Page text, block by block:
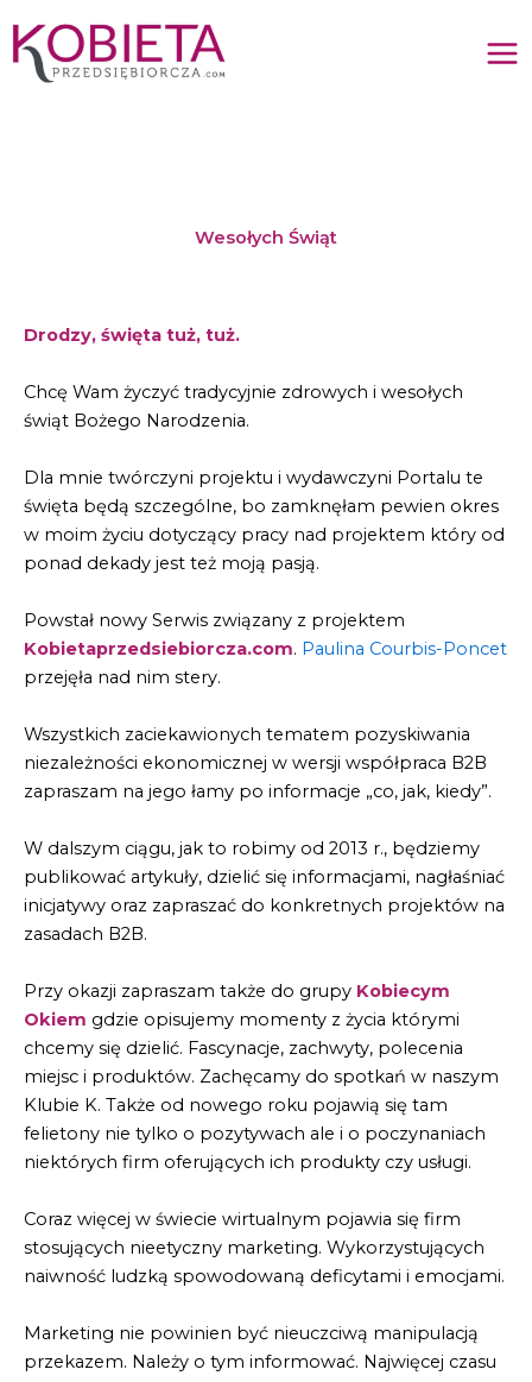
do
treści
Wesołych Świąt
Drodzy, święta tuż, tuż.
Chcę Wam życzyć tradycyjnie zdrowych i wesołych
świąt Bożego Narodzenia.
Dla mnie twórczyni projektu i wydawczyni Portalu te
święta będą szczególne, bo zamknęłam pewien okres
w moim życiu dotyczący pracy nad projektem który od
ponad dekady jest też moją pasją.
Powstał nowy Serwis związany z projektem
Kobietaprzedsiebiorcza.com. Paulina Courbis-Poncet
przejęła nad nim stery.
Wszystkich zaciekawionych tematem pozyskiwania
niezależności ekonomicznej w wersji współpraca B2B
zapraszam na jego łamy po informacje „co, jak, kiedy”.
W dalszym ciągu, jak to robimy od 2013 r., będziemy
publikować artykuły, dzielić się informacjami, nagłaśniać
inicjatywy oraz zapraszać do konkretnych projektów na
zasadach B2B.
Przy okazji zapraszam także do grupy Kobiecym
Okiem gdzie opisujemy momenty z życia którymi
chcemy się dzielić. Fascynacje, zachwyty, polecenia
miejsc i produktów. Zachęcamy do spotkań w naszym
Klubie K. Także od nowego roku pojawią się tam
felietony nie tylko o pozytywach ale i o poczynaniach
niektórych firm oferujących ich produkty czy usługi.
Coraz więcej w świecie wirtualnym pojawia się firm
stosujących nieetyczny marketing. Wykorzystujących
naiwność ludzką spowodowaną deficytami i emocjami.
Marketing nie powinien być nieuczciwą manipulacją
przekazem. Należy o tym informować. Najwięcej czasu